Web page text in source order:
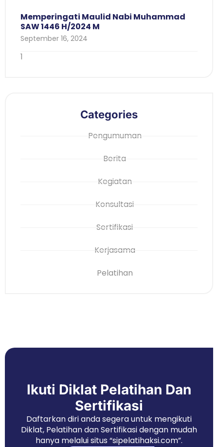
Memperingati Maulid Nabi Muhammad
SAW 1446 H/2024 M
September 16, 2024
Categories
Pengumuman
Berita
Kegiatan
Konsultasi
Sertifikasi
Kerjasama
Pelatihan
Ikuti Diklat Pelatihan Dan
Sertifikasi
Daftarkan diri anda segera untuk mengikuti
Diklat, Pelatihan dan Sertifikasi dengan mudah
hanya melalui situs “sipelatihaksi.com”.